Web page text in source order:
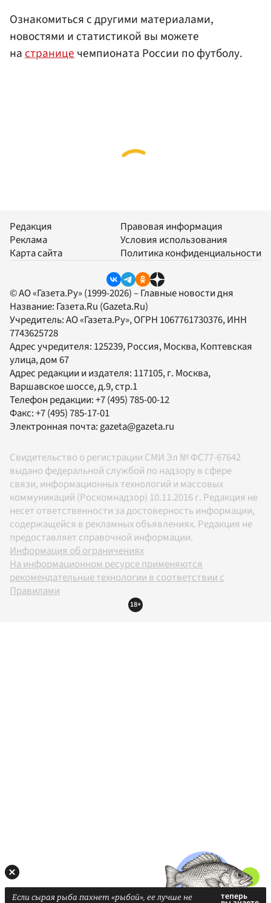
Ознакомиться с другими материалами,
новостями и статистикой вы можете
настраницечемпионата России по футболу.
Редакция
Реклама
Карта сайта
Правовая информация
Условия использования
Политика конфиденциальности
© АО «Газета.Ру» (1999-2026) – Главные новости дня
Название: Газета.Ru (Gazeta.Ru)
Учредитель:АО «Газета.Ру», ОГРН 1067761730376, ИНН
7743625728
Адрес учредителя: 125239, Россия, Москва, Коптевская
улица, дом 67
Адрес редакции и издателя: 117105, г. Москва,
Варшавское шоссе, д.9, стр.1
Телефон редакции:+7 (495) 785-00-12
Факс:+7 (495) 785-17-01
Электронная почта:gazeta@gazeta.ru
Свидетельство о регистрации СМИ Эл № ФС77-67642
выдано федеральной службой по надзору в сфере
связи, информационных технологий и массовых
коммуникаций (Роскомнадзор) 10.11.2016 г. Редакция не
несет ответственности за достоверность информации,
содержащейся в рекламных объявлениях. Редакция не
предоставляет справочной информации.
Информация об ограничениях
На информационном ресурсе применяются
рекомендательные технологии в соответствии с
Правилами
18+
Если сырая рыба пахнет «рыбой», ее лучше не